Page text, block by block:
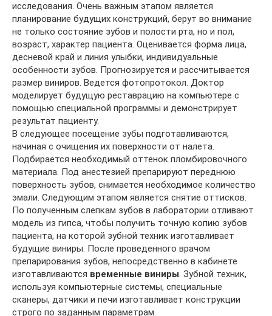
исследования. Очень важным этапом является
планирование будущих конструкций, берут во внимание
не только состояние зубов и полости рта, но и пол,
возраст, характер пациента. Оценивается форма лица,
десневой край и линия улыбки, индивидуальные
особенности зубов. Прогнозируется и рассчитывается
размер виниров. Ведется фотопротокол. Доктор
моделирует будущую реставрацию на компьютере с
помощью специальной программы и демонстрирует
результат пациенту.
В следующее посещение зубы подготавливаются,
начиная с очищения их поверхности от налета.
Подбирается необходимый оттенок пломбировочного
материала. Под анестезией препарируют переднюю
поверхность зубов, снимается необходимое количество
эмали. Следующим этапом является снятие оттисков.
По полученным слепкам зубов в лаборатории отливают
модель из гипса, чтобы получить точную копию зубов
пациента, на которой зубной техник изготавливает
будущие виниры. После проведенного врачом
препарирования зубов, непосредственно в кабинете
изготавливаются временные виниры. Зубной техник,
используя компьютерные системы, специальные
сканеры, датчики и печи изготавливает конструкции
строго по заданным параметрам.